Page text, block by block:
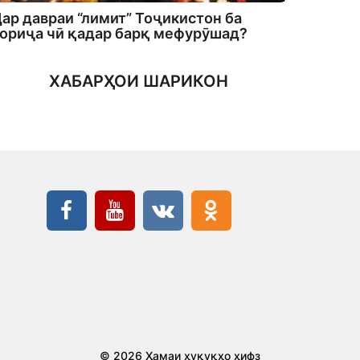
давраи “лимит” Тоҷикистон ба
чӣ қадар барқ мефурӯшад?
ХАБАРҲОИ ШАРИКОН
© 2026 Ҳамаи ҳуқуқҳо ҳифз